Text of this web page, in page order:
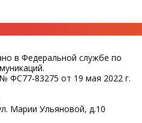
в Федеральной службе по
ФС77-83275 от 19 мая 2022 г.
Марии Ульяновой, д.10